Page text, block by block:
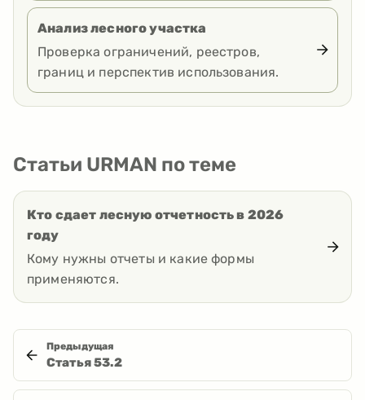
Анализ лесного участка
Проверка ограничений, реестров,
границ и перспектив использования.
Статьи URMAN по теме
Кто сдает лесную отчетность в 2026
году
Кому нужны отчеты и какие формы
применяются.
Предыдущая
Статья53.2